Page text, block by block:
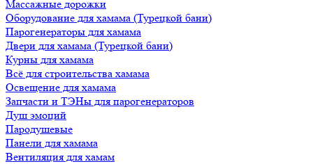
Массажные дорожки
Оборудование для хамама (Турецкой бани)
Парогенераторы для хамама
Двери для хамама (Турецкой бани)
Курны для хамама
Всё для строительства хамама
Освещение для хамама
Запчасти и ТЭНы для парогенераторов
Душ эмоций
Пародушевые
Панели для хамама
Вентиляция для хамам